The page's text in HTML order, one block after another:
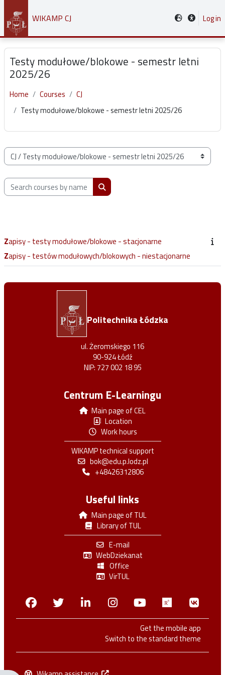
Skip to main content
WIKAMP CJ Log in
Testy modułowe/blokowe - semestr letni
2025/26
Home Courses
CJ
Testy modułowe/blokowe - semestr letni 2025/26
Course categories
Search courses by name, description or teacher
Search courses by name, description
Zapisy - testy modułowe/blokowe - stacjonarne
Zapisy - testów modułowych/blokowych - niestacjonarne
Politechnika Łódzka
ul. Żeromskiego 116
90-924 Łódź
NIP: 727 002 18 95
Centrum E-Learningu
Main page of CEL
Location
Work hours
WIKAMP technical support
bok@edu.p.lodz.pl
+48426312806
Useful links
Main page of TUL
Library of TUL
E-mail
WebDziekanat
Office
VirTUL
FacebookTwitterLinkedinInstagram
Youtube
Get the mobile app
Switch to the standard theme